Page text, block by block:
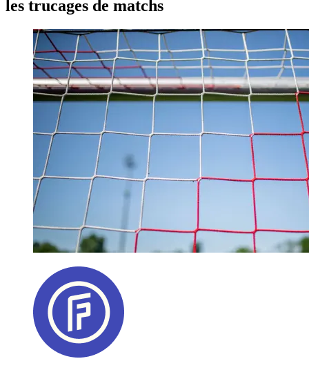
les trucages de matchs